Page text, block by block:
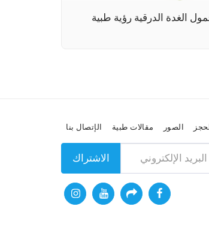
الغدة الدرقية رؤية طبية
الصور مقالات طبية الإتصال بنا
الاشتراك